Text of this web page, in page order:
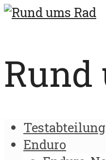
Rund
Testabteilung
Enduro